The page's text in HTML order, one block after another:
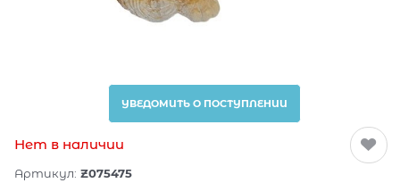
УВЕДОМИТЬ О ПОСТУПЛЕНИИ
Нет в наличии
Артикул: Z075475